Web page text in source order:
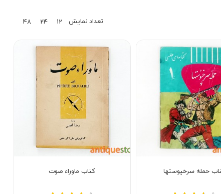
تعداد نمایش 12
24
48
حمله سرخپوستها کتاب ماوراء صوت